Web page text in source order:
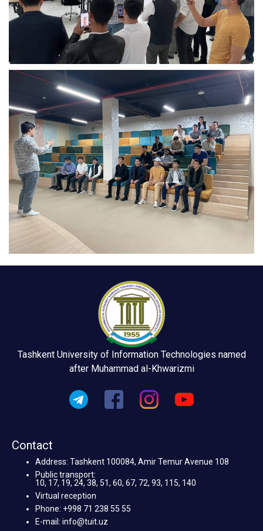
Tashkent University of Information Technologies named
after Muhammad al-Khwarizmi
Contact
Address: Tashkent 100084, Amir Temur Avenue 108
Public transport:
10, 17, 19, 24, 38, 51, 60, 67, 72, 93, 115, 140
Virtual reception
Phone: +998 71 238 55 55
E-mail: info@tuit.uz